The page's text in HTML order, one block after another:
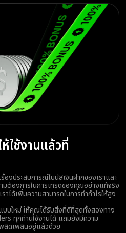
ใช้งานแล้วที่
องประสบการณ์โบนัสเงินฝากของเราและ
ต้องการในการเทรดของคุณอย่างแท้จริง
าได้เพิ่มความสามารถในการทำกำไรให้สูง
บบใหม่ ให้คุณได้รับสิ่งที่ดีที่สุดทั้งสองทาง
ทุกท่านใช้งานได้ แถมยังมีความ
ลิดเพลินอยู่แล้วด้วย